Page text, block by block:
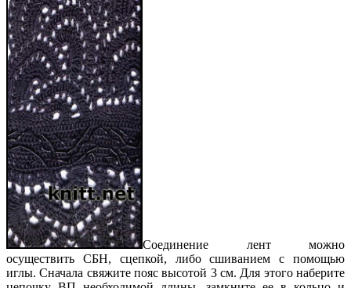
Соединение лент можно
осуществить СБН, сцепкой, либо сшиванием с помощью
иглы. Сначала свяжите пояс высотой 3 см. Для этого наберите